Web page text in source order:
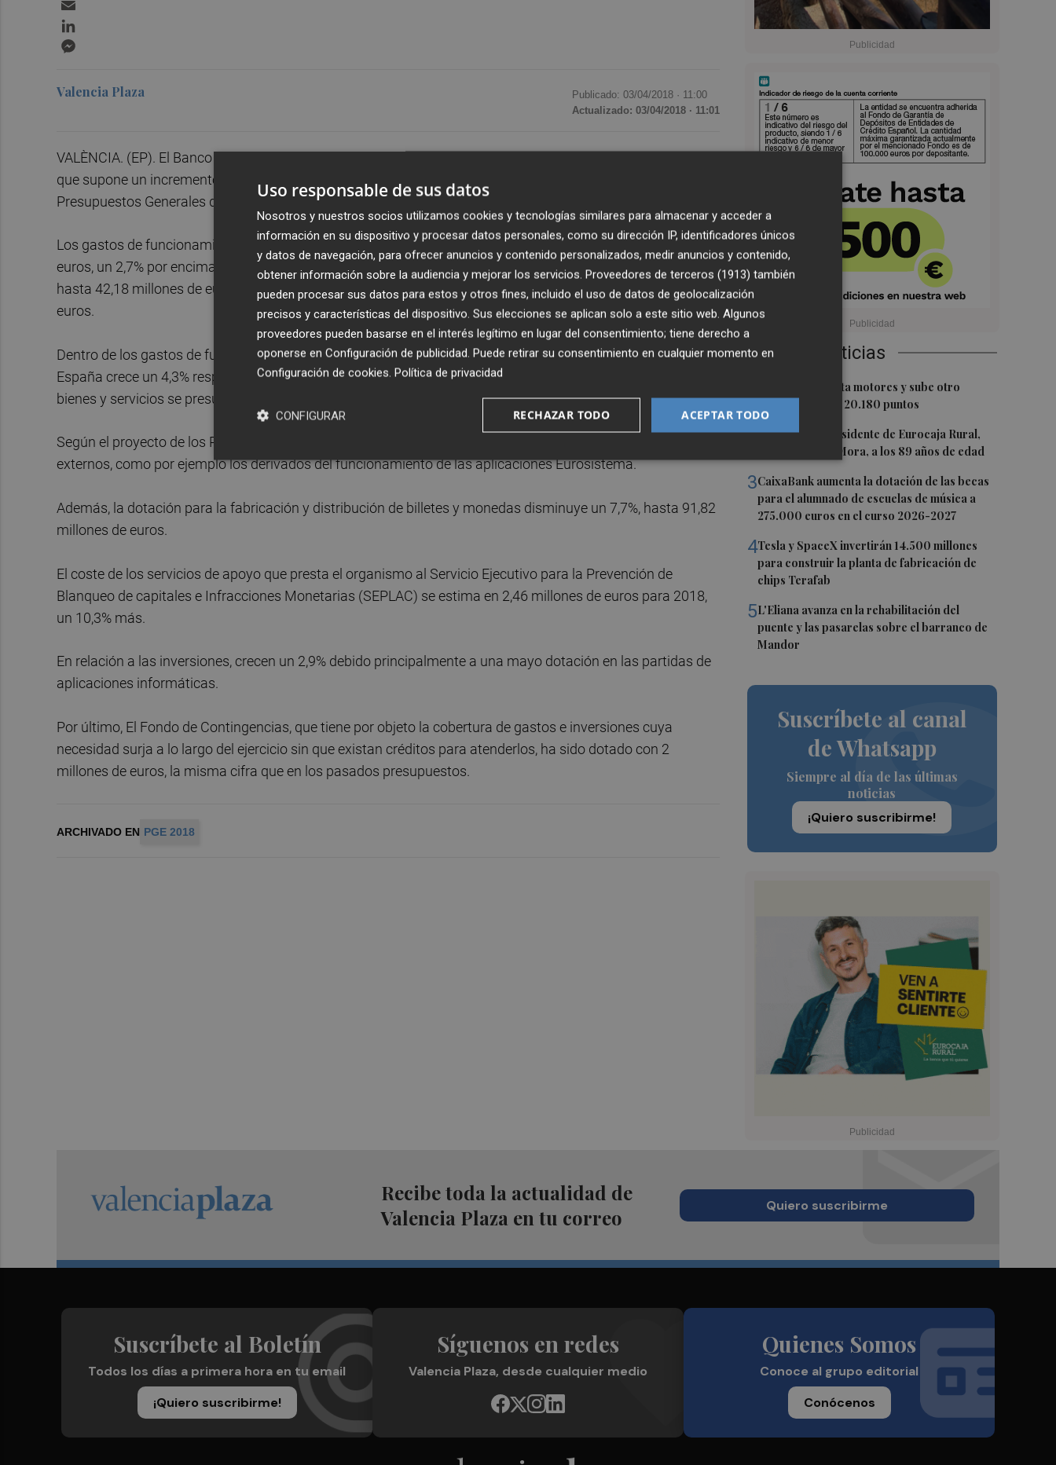
Últimas Noticias
El Ibex 35 aprieta motores y sube otro
0,62%, hasta los 20.180 puntos
2Fallece el expresidente de Eurocaja Rural,
Andrés Gómez Mora, a los 89 años de edad
3CaixaBank aumenta la dotación de las becas
para el alumnado de escuelas de música a
275.000 euros en el curso 2026-2027
4Tesla y SpaceX invertirán 14.500 millones
para construir la planta de fabricación de
chips Terafab
5L'Eliana avanza en la rehabilitación del
puente y las pasarelas sobre el barranco de
Mandor
Suscríbete al canal
de Whatsapp
Siempre al día de las últimas
noticias
¡Quiero suscribirme!
Valencia Plaza Publicado: 03/04/2018 · 11:00
Actualizado: 03/04/2018 · 11:01
VALÈNCIA. (EP). El Banco de España contará con un presupuesto de 552,72 millones de euros para 2018, lo
que supone un incremento del 2,7% en relación con el ejercicio precedente, según consta en el proyecto de
Presupuestos Generales del Estado (PGE) presentado este martes.
Los gastos de funcionamiento del organismo que gobierna Luis María Linde ascienden a 507,82 millones de
euros, un 2,7% por encima de su nivel el año anterior, mientras que las inversiones se incrementan un 2,9%,
hasta 42,18 millones de euros. La partida de proyectos del Eurosistema disminuye un 6,5%, hasta 720.000
euros.
Dentro de los gastos de funcionamiento, la dotación destinada a los gastos de personal del Banco de
España crece un 4,3% respecto a 2017, hasta los 263,38 millones de euros, mientras que para gastos en
bienes y servicios se presupuestan 155,08 millones de euros, un 7% más.
Según el proyecto de los PGE, este ascenso en los gastos en bienes y servicios en atribuible a servicios
externos, como por ejemplo los derivados del funcionamiento de las aplicaciones Eurosistema.
Además, la dotación para la fabricación y distribución de billetes y monedas disminuye un 7,7%, hasta 91,82
millones de euros.
El coste de los servicios de apoyo que presta el organismo al Servicio Ejecutivo para la Prevención de
Blanqueo de capitales e Infracciones Monetarias (SEPLAC) se estima en 2,46 millones de euros para 2018,
un 10,3% más.
En relación a las inversiones, crecen un 2,9% debido principalmente a una mayo dotación en las partidas de
aplicaciones informáticas.
Por último, El Fondo de Contingencias, que tiene por objeto la cobertura de gastos e inversiones cuya
necesidad surja a lo largo del ejercicio sin que existan créditos para atenderlos, ha sido dotado con 2
millones de euros, la misma cifra que en los pasados presupuestos.
ARCHIVADO EN PGE 2018
Recibe toda la actualidad de
Valencia Plaza en tu correo
Quiero suscribirme
Suscríbete al Boletín
Todos los días a primera hora en tu email
¡Quiero suscribirme!
Síguenos en redes
Valencia Plaza, desde cualquier medio
Quienes Somos
Conoce al grupo editorial
Conócenos
Uso responsable de sus datos
Nosotros y nuestros socios utilizamos cookies y tecnologías similares para almacenar y acceder a
información en su dispositivo y procesar datos personales, como su dirección IP, identificadores únicos
y datos de navegación, para ofrecer anuncios y contenido personalizados, medir anuncios y contenido,
obtener información sobre la audiencia y mejorar los servicios. Proveedores de terceros (1913) también
pueden procesar sus datos para estos y otros fines, incluido el uso de datos de geolocalización
precisos y características del dispositivo. Sus elecciones se aplican solo a este sitio web. Algunos
proveedores pueden basarse en el interés legítimo en lugar del consentimiento; tiene derecho a
oponerse en Configuración de publicidad. Puede retirar su consentimiento en cualquier momento en
Configuración de cookies. Política de privacidad
ACEPTAR TODO
RECHAZAR TODO
CONFIGURAR